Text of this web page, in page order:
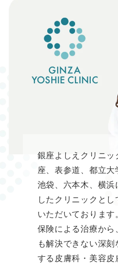
銀座よしえクリニッ
座、表参道、都立大
池袋、六本木、横
したクリニックと
いただいております
保険による治療から
も解決できない深
する皮膚科・美容皮